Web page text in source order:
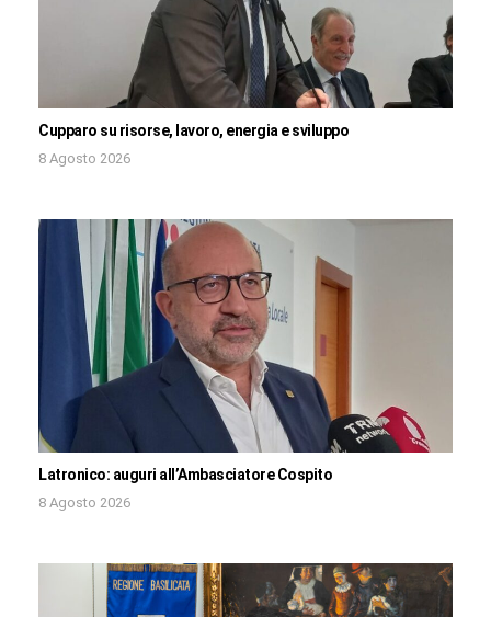
Cupparo su risorse, lavoro, energia e sviluppo
8 Agosto 2026
Latronico: auguri all’Ambasciatore Cospito
8 Agosto 2026